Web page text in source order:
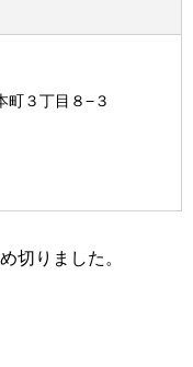
町３丁目８−３
切りました。